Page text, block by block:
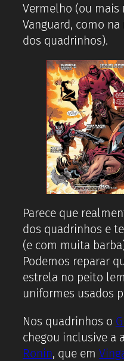
Vermelho (ou mais
Vanguard, como
dos quadrinhos).
Parece que
dos quadrinhos e
(e com muita
Podemos reparar
estrela no peito
uniformes usados
Nos quadrinhos o
chegou inclusive a
Ronin, que em